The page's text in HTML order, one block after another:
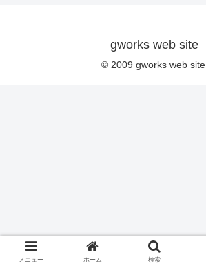
gworks web site
© 2009 gworks web site.
メニュー ホーム 検索